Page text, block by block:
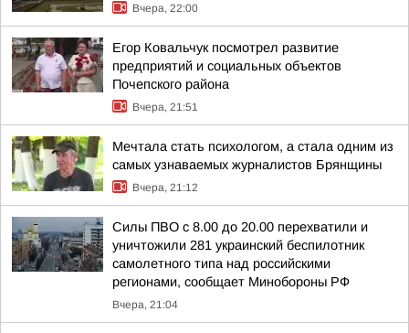
Вчера, 22:00
Егор Ковальчук посмотрел развитие
предприятий и социальных объектов
Почепского района
Вчера, 21:51
Мечтала стать психологом, а стала одним из
самых узнаваемых журналистов Брянщины
Вчера, 21:12
Силы ПВО с 8.00 до 20.00 перехватили и
уничтожили 281 украинский беспилотник
самолетного типа над российскими
регионами, сообщает Минобороны РФ
Вчера, 21:04